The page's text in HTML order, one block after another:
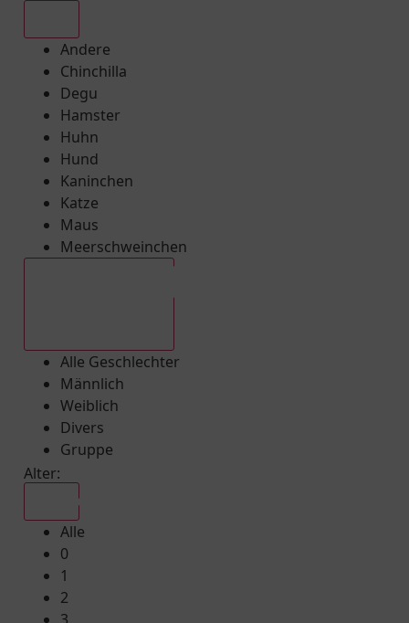
Andere
Chinchilla
Degu
Hamster
Huhn
Hund
Kaninchen
Katze
Maus
Meerschweinchen
Alle Geschlechter
Männlich
Weiblich
Divers
Gruppe
Alter:
Alle
0
1
2